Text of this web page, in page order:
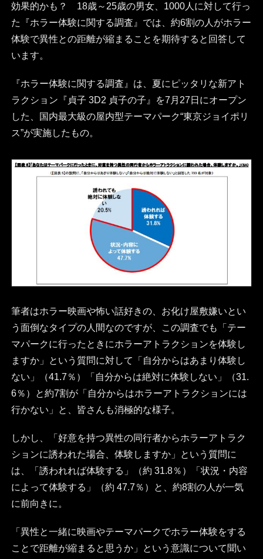
効果的かも？ 18歳～25歳の男女、1000人に対して行っ
た『ホラー体験に関する調査』では、約6割の人がホラー
体験で異性との距離が縮まることを期待すると回答して
います。
『ホラー体験に関する調査』は、夏にピッタリな新アト
ラクション『貞子 3D2 貞子の子』を7月27日にオープン
した、国内最大級の屋内型テーマパーク“東京ジョイポリ
ス”が実施したもの。
筆者はホラー映画や怖い話好きの、お化け屋敷嫌いとい
う面倒なタイプの人間なのですが、この調査でも「テー
マパークに行ったときにホラーアトラクションを体験し
ますか」という質問に対して「自分からはあまり体験し
ない」（41.7％）「自分からは絶対に体験しない」（31.
6％）と約7割が「自分からはホラーアトラクションには
行かない」と、皆さんも消極的な様子。
しかし、「好意を持つ異性の同行者からホラーアトラク
ションに誘われた場合、体験しますか」という質問に
は、「誘われれば体験する」（約 31.8％）「状況・内容
によって体験する」（約 47.7％）と、約8割の人が一気
に前向きに。
「異性と一緒に映画やテーマパークでホラー体験をする
ことで距離が縮まると思うか」という意識について聞い